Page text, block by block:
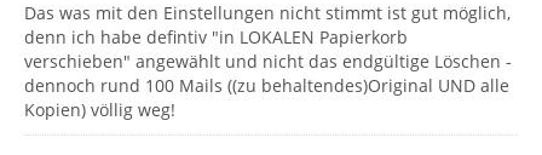
Das was mit den Einstellungen nicht stimmt ist gut möglich,
denn ich habe defintiv "in LOKALEN Papierkorb
verschieben" angewählt und nicht das endgültige Löschen -
dennoch rund 100 Mails ((zu behaltendes)Original UND alle
Kopien) völlig weg!